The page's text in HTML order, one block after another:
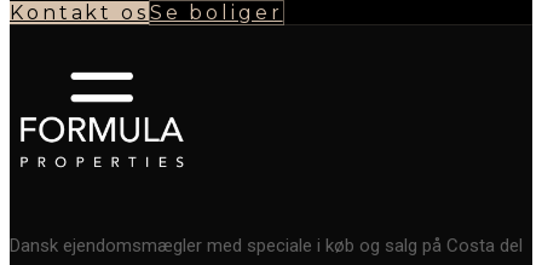
Kontakt os Se boliger
Dansk ejendomsmægler med speciale i køb og salg på Costa del